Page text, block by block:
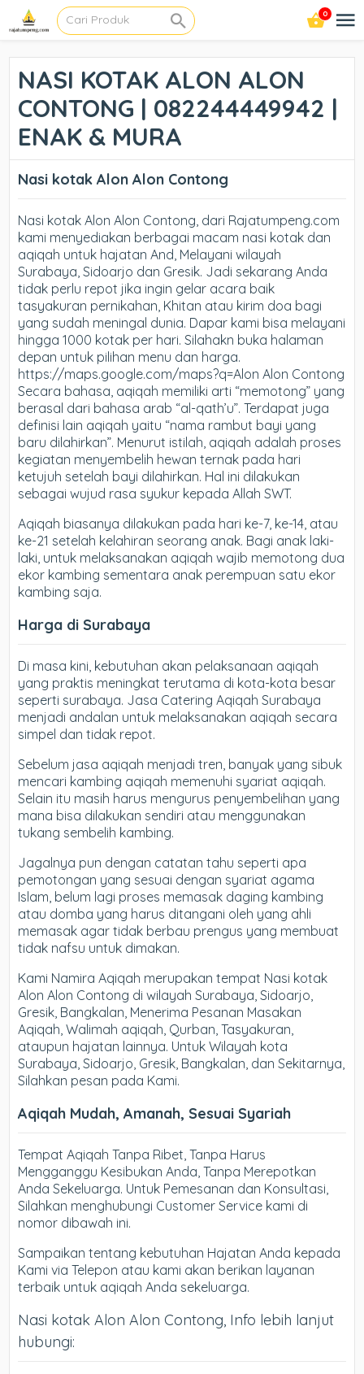
0
NASI KOTAK ALON ALON
CONTONG | 082244449942 |
ENAK & MURA
Nasi kotak Alon Alon Contong
Nasi kotak Alon Alon Contong, dari Rajatumpeng.com
kami menyediakan berbagai macam nasi kotak dan
aqiqah untuk hajatan And, Melayani wilayah
Surabaya, Sidoarjo dan Gresik. Jadi sekarang Anda
tidak perlu repot jika ingin gelar acara baik
tasyakuran pernikahan, Khitan atau kirim doa bagi
yang sudah meningal dunia. Dapar kami bisa melayani
hingga 1000 kotak per hari. Silahakn buka halaman
depan untuk pilihan menu dan harga.
https://maps.google.com/maps?q=Alon Alon Contong
Secara bahasa, aqiqah memiliki arti “memotong” yang
berasal dari bahasa arab “al-qath’u”. Terdapat juga
definisi lain aqiqah yaitu “nama rambut bayi yang
baru dilahirkan”. Menurut istilah, aqiqah adalah proses
kegiatan menyembelih hewan ternak pada hari
ketujuh setelah bayi dilahirkan. Hal ini dilakukan
sebagai wujud rasa syukur kepada Allah SWT.
Aqiqah biasanya dilakukan pada hari ke-7, ke-14, atau
ke-21 setelah kelahiran seorang anak. Bagi anak laki-
laki, untuk melaksanakan aqiqah wajib memotong dua
ekor kambing sementara anak perempuan satu ekor
kambing saja.
Harga di Surabaya
Di masa kini, kebutuhan akan pelaksanaan aqiqah
yang praktis meningkat terutama di kota-kota besar
seperti surabaya. Jasa Catering Aqiqah Surabaya
menjadi andalan untuk melaksanakan aqiqah secara
simpel dan tidak repot.
Sebelum jasa aqiqah menjadi tren, banyak yang sibuk
mencari kambing aqiqah memenuhi syariat aqiqah.
Selain itu masih harus mengurus penyembelihan yang
mana bisa dilakukan sendiri atau menggunakan
tukang sembelih kambing.
Jagalnya pun dengan catatan tahu seperti apa
pemotongan yang sesuai dengan syariat agama
Islam, belum lagi proses memasak daging kambing
atau domba yang harus ditangani oleh yang ahli
memasak agar tidak berbau prengus yang membuat
tidak nafsu untuk dimakan.
Kami Namira Aqiqah merupakan tempat Nasi kotak
Alon Alon Contong di wilayah Surabaya, Sidoarjo,
Gresik, Bangkalan, Menerima Pesanan Masakan
Aqiqah, Walimah aqiqah, Qurban, Tasyakuran,
ataupun hajatan lainnya. Untuk Wilayah kota
Surabaya, Sidoarjo, Gresik, Bangkalan, dan Sekitarnya,
Silahkan pesan pada Kami.
Aqiqah Mudah, Amanah, Sesuai Syariah
Tempat Aqiqah Tanpa Ribet, Tanpa Harus
Mengganggu Kesibukan Anda, Tanpa Merepotkan
Anda Sekeluarga. Untuk Pemesanan dan Konsultasi,
Silahkan menghubungi Customer Service kami di
nomor dibawah ini.
Sampaikan tentang kebutuhan Hajatan Anda kepada
Kami via Telepon atau kami akan berikan layanan
terbaik untuk aqiqah Anda sekeluarga.
Nasi kotak Alon Alon Contong, Info lebih lanjut
hubungi: